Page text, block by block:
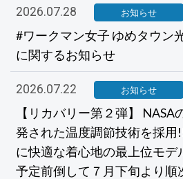
2026.07.28 お知らせ
#ワークマン女子 ゆめタウ
に関するお知らせ
2026.07.22 お知らせ
【リカバリー第２弾】
発された温度調節技術を採用
に快適な着心地の最上位モデ
予定前倒して７月下旬より順